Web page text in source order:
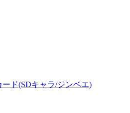
ード(SDキャラ/ジンベエ)